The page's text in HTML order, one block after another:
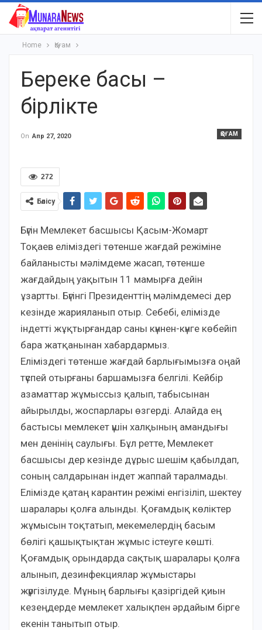
Home Қоғам
Береке басы –
бірлікте
ҚОҒАМ
On Апр 27, 2020
272
Бөлісу
Бүгін Мемлекет басшысы Қасым-Жомарт
Тоқаев еліміздегі төтенше жағдай режіміне
байланысты мәлімдеме жасап, төтенше
жағдайдың уақытын 11 мамырға дейін
ұзартты. Бүгінгі Президенттің мәлімдемесі дер
кезінде жарияланып отыр. Себебі, елімізде
індетті жұқтырғандар саны күннен-күнге көбейіп
бара жатқанынан хабардармыз.
Еліміздегі төтенше жағдай барлығымызға оңай
түспей отырғаны баршамызға белгілі. Кейбір
азаматтар жұмыссыз қалып, табысынан
айырылды, жоспарлары өзгерді. Алайда ең
бастысы мемлекет үшін халқының амандығы
мен денінің саулығы. Бұл ретте, Мемлекет
басшысы дер кезінде дұрыс шешім қабылдап,
соның салдарынан індет жаппай таралмады.
Елімізде қатаң карантин режімі енгізіліп, шектеу
шаралары қолға алынды. Қоғамдық көліктер
жұмысын тоқтатып, мекемелердің басым
бөлігі қашықтықтан жұмыс істеуге көшті.
Қоғамдық орындарда сақтық шаралары қолға
алынып, дезинфекциялар жұмыстары
жүргізілуде. Мұның барлығы қазіргідей қиын
кезеңдерде мемлекет халықпен әрдайым бірге
екенін танытып отыр.